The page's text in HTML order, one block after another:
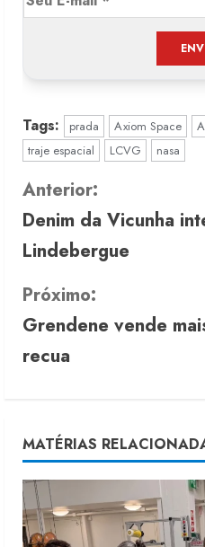
Tags: prada Axiom Space
traje espacial
LCVG nasa
C
o
n
t
i
e
R
e
Anterior:
Denim da Vicunha
Lindebergue
Próximo:
Grendene vende
recua
MATÉRIAS